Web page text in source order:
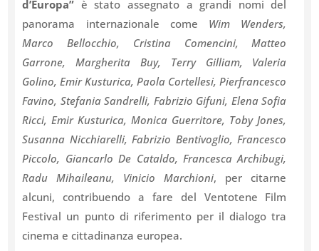
d’Europa” è stato assegnato a grandi nomi del
panorama internazionale come Wim Wenders,
Marco Bellocchio, Cristina Comencini, Matteo
Garrone, Margherita Buy, Terry Gilliam, Valeria
Golino, Emir Kusturica, Paola Cortellesi, Pierfrancesco
Favino, Stefania Sandrelli, Fabrizio Gifuni, Elena Sofia
Ricci, Emir Kusturica, Monica Guerritore, Toby Jones,
Susanna Nicchiarelli, Fabrizio Bentivoglio, Francesco
Piccolo, Giancarlo De Cataldo, Francesca Archibugi,
Radu Mihaileanu, Vinicio Marchioni, per citarne
alcuni, contribuendo a fare del Ventotene Film
Festival un punto di riferimento per il dialogo tra
cinema e cittadinanza europea.